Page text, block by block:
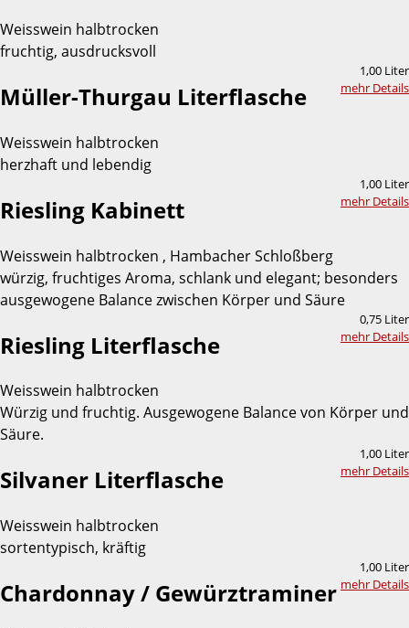
Weisswein halbtrocken
fruchtig, ausdrucksvoll
1,00 Liter
mehr Details
Müller-Thurgau Literflasche
Weisswein halbtrocken
herzhaft und lebendig
1,00 Liter
mehr Details
Riesling Kabinett
Weisswein halbtrocken , Hambacher Schloßberg
würzig, fruchtiges Aroma, schlank und elegant; besonders
ausgewogene Balance zwischen Körper und Säure
0,75 Liter
mehr Details
Riesling Literflasche
Weisswein halbtrocken
Würzig und fruchtig. Ausgewogene Balance von Körper und
Säure.
1,00 Liter
mehr Details
Silvaner Literflasche
Weisswein halbtrocken
sortentypisch, kräftig
1,00 Liter
mehr Details
Chardonnay / Gewürztraminer